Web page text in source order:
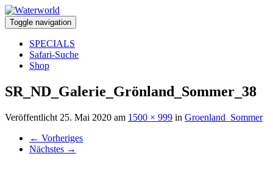
Toggle navigation
SPECIALS
Safari-Suche
Shop
SR_ND_Galerie_Grönland_Sommer_38
Veröffentlicht 25. Mai 2020 am 1500 × 999 in Groenland_Sommer
← Vorheriges
Nächstes →